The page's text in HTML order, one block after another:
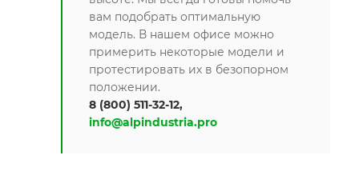
вам подобрать оптимальную
модель. В нашем офисе можно
примерить некоторые модели и
протестировать их в безопорном
положении.
8 (800) 511-32-12,
info@alpindustria.pro